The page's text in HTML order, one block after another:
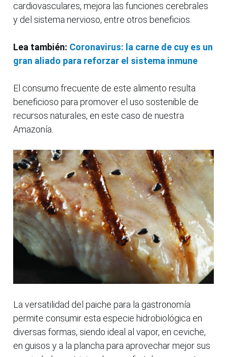
cardiovasculares, mejora las funciones cerebrales
y del sistema nervioso, entre otros beneficios.
Lea también: Coronavirus: la carne de cuy es un
gran aliado para reforzar el sistema inmune
El consumo frecuente de este alimento resulta
beneficioso para promover el uso sostenible de
recursos naturales, en este caso de nuestra
Amazonía.
La versatilidad del paiche para la gastronomía
permite consumir esta especie hidrobiológica en
diversas formas, siendo ideal al vapor, en ceviche,
en guisos y a la plancha para aprovechar mejor sus